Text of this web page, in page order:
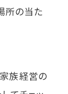
所の当た
族経営の